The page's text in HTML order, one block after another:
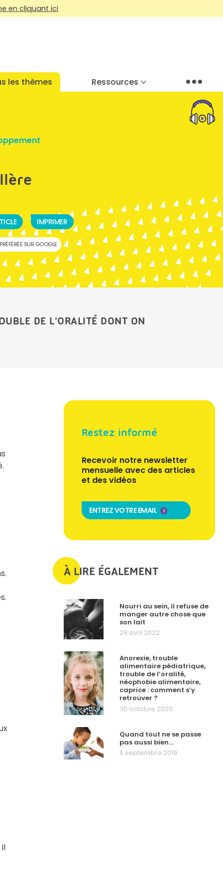
en cliquant ici
les thèmes Ressources Menu
IMPRIMER
SUR GOOGLE
DE L'ORALITÉ DONT ON
Restez informé
Recevoir notre newsletter
mensuelle avec des articles
et des vidéos
ENTREZ VOTRE EMAIL
À LIRE ÉGALEMENT
Nourri au sein, il refuse de
manger autre chose que
son lait
29 avril 2022
Anorexie, trouble
alimentaire pédiatrique,
trouble de l’oralité,
néophobie alimentaire,
caprice : comment s’y
retrouver ?
30 octobre 2020
Quand tout ne se passe
pas aussi bien…
6 septembre 2019